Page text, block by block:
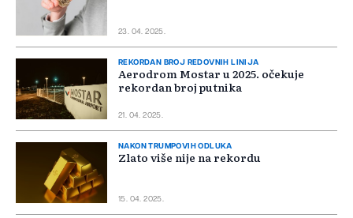
23. 04. 2025.
REKORDAN BROJ REDOVNIH LINIJA
Aerodrom Mostar u 2025. očekuje
rekordan broj putnika
21. 04. 2025.
NAKON TRUMPOVIH ODLUKA
Zlato više nije na rekordu
15. 04. 2025.